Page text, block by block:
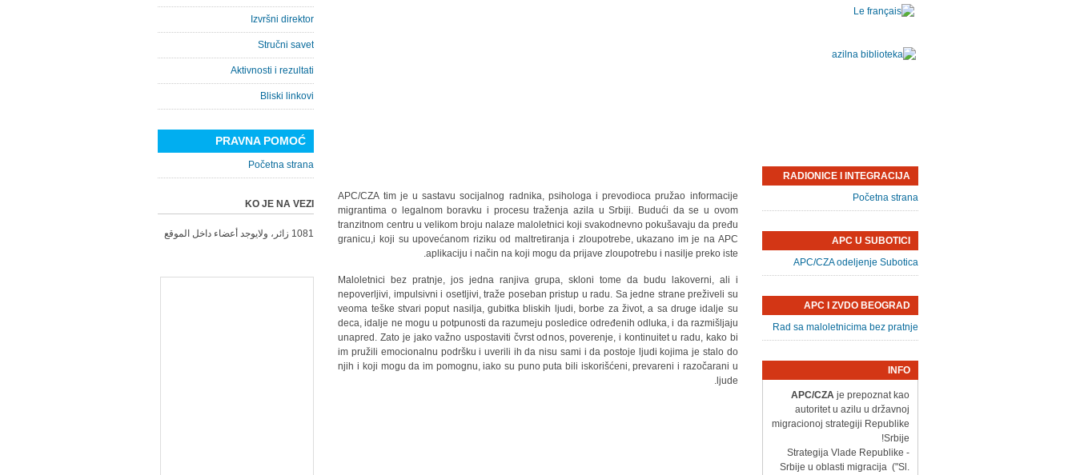
APC/CZA tim je u sastavu socijalnog radnika, psihologa i prevodioca pružao informacije
migrantima o legalnom boravku i procesu traženja azila u Srbiji. Budući da se u ovom
tranzitnom centru u velikom broju nalaze maloletnici koji svakodnevno pokušavaju da pređu
granicu,i koji su upovećanom riziku od maltretiranja i zloupotrebe, ukazano im je na APC
aplikaciju i način na koji mogu da prijave zloupotrebu i nasilje preko iste.
Maloletnici bez pratnje, jos jedna ranjiva grupa, skloni tome da budu lakoverni, ali i
nepoverljivi, impulsivni i osetljivi, traže poseban pristup u radu. Sa jedne strane preživeli su
veoma teške stvari poput nasilja, gubitka bliskih ljudi, borbe za život, a sa druge idalje su
deca, idalje ne mogu u potpunosti da razumeju posledice određenih odluka, i da razmišljaju
unapred. Zato je jako važno uspostaviti čvrst odnos, poverenje, i kontinuitet u radu, kako bi
im pružili emocionalnu podršku i uverili ih da nisu sami i da postoje ljudi kojima je stalo do
njih i koji mogu da im pomognu, iako su puno puta bili iskorišćeni, prevareni i razočarani u
ljude.
Izvršni direktor
Stručni savet
Aktivnosti i rezultati
Bliski linkovi
PRAVNA POMOĆ
Početna strana
KO JE NA VEZI
1081 زائر، ولايوجد أعضاء داخل الموقع
RADIONICE I INTEGRACIJA
Početna strana
APC U SUBOTICI
APC/CZA odeljenje Subotica
APC I ZVDO BEOGRAD
Rad sa maloletnicima bez pratnje
INFO
APC/CZA je prepoznat kao
autoritet u azilu u državnoj
migracionoj strategiji Republike
Srbije!
- Strategija Vlade Republike
Srbije u oblasti migracija ("Sl.